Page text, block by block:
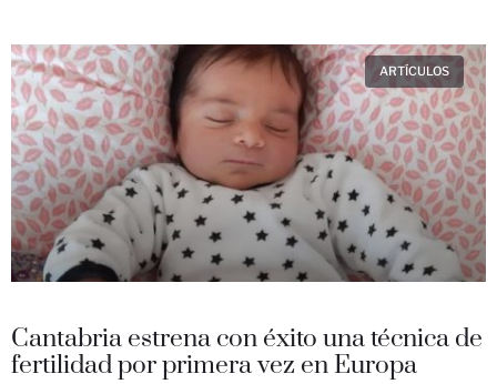
ARTÍCULOS
Cantabria estrena con éxito una técnica de
fertilidad por primera vez en Europa